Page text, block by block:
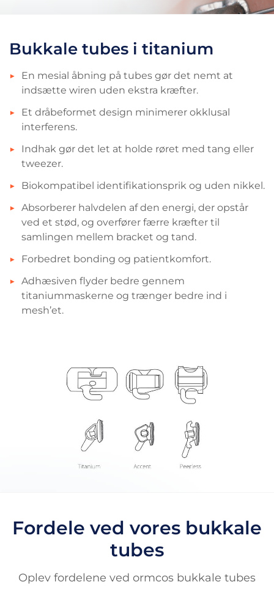
Bukkale tubes i titanium
En mesial åbning på tubes gør det nemt at
indsætte wiren uden ekstra kræfter.
Et dråbeformet design minimerer okklusal
interferens.
Indhak gør det let at holde røret med tang eller
tweezer.
Biokompatibel identifikationsprik og uden nikkel.
Absorberer halvdelen af den energi, der opstår
ved et stød, og overfører færre kræfter til
samlingen mellem bracket og tand.
Forbedret bonding og patientkomfort.
Adhæsiven flyder bedre gennem
titaniummaskerne og trænger bedre ind i
mesh’et.
Fordele ved vores bukkale
tubes
Oplev fordelene ved ormcos bukkale tubes